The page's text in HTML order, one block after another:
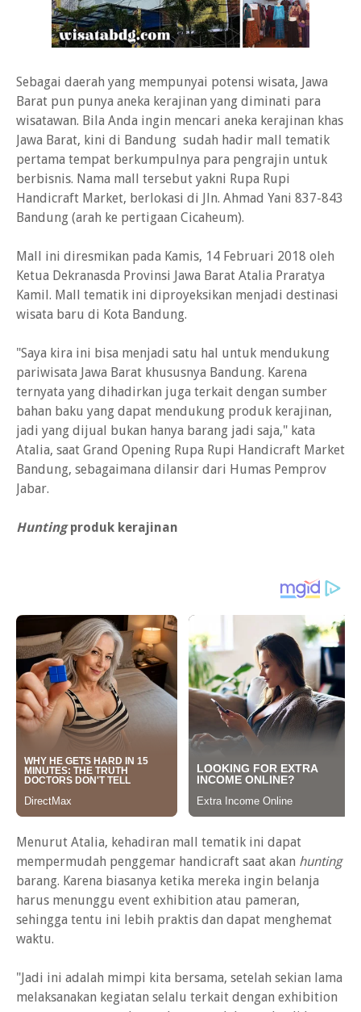
Sebagai daerah yang mempunyai potensi wisata, Jawa
Barat pun punya aneka kerajinan yang diminati para
wisatawan. Bila Anda ingin mencari aneka kerajinan khas
Jawa Barat, kini di Bandung sudah hadir mall tematik
pertama tempat berkumpulnya para pengrajin untuk
berbisnis. Nama mall tersebut yakni Rupa Rupi
Handicraft Market, berlokasi di Jln. Ahmad Yani 837-843
Bandung (arah ke pertigaan Cicaheum).
Mall ini diresmikan pada Kamis, 14 Februari 2018 oleh
Ketua Dekranasda Provinsi Jawa Barat Atalia Praratya
Kamil. Mall tematik ini diproyeksikan menjadi destinasi
wisata baru di Kota Bandung.
"Saya kira ini bisa menjadi satu hal untuk mendukung
pariwisata Jawa Barat khususnya Bandung. Karena
ternyata yang dihadirkan juga terkait dengan sumber
bahan baku yang dapat mendukung produk kerajinan,
jadi yang dijual bukan hanya barang jadi saja," kata
Atalia, saat Grand Opening Rupa Rupi Handicraft Market
Bandung, sebagaimana dilansir dari Humas Pemprov
Jabar.
Huntingproduk kerajinan
Menurut Atalia, kehadiran mall tematik ini dapat
mempermudah penggemar handicraft saat akan hunting
barang. Karena biasanya ketika mereka ingin belanja
harus menunggu event exhibition atau pameran,
sehingga tentu ini lebih praktis dan dapat menghemat
waktu.
"Jadi ini adalah mimpi kita bersama, setelah sekian lama
melaksanakan kegiatan selalu terkait dengan exhibition